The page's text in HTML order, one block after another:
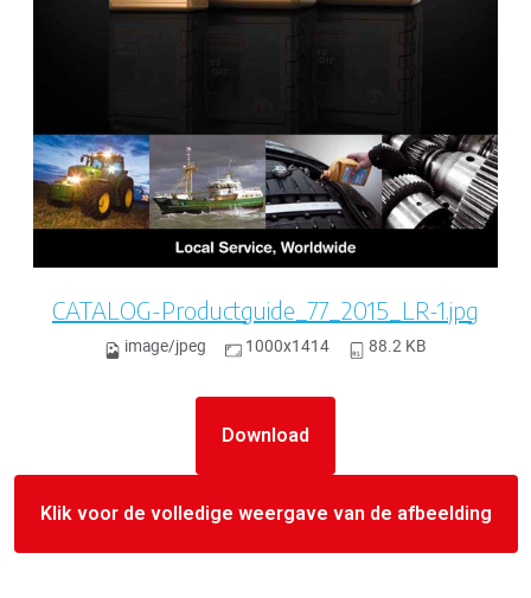
CATALOG-Productguide_77_2015_LR-1.jpg
image/jpeg 1000x1414 88.2 KB
Download
Klik voor de volledige weergave van de afbeelding